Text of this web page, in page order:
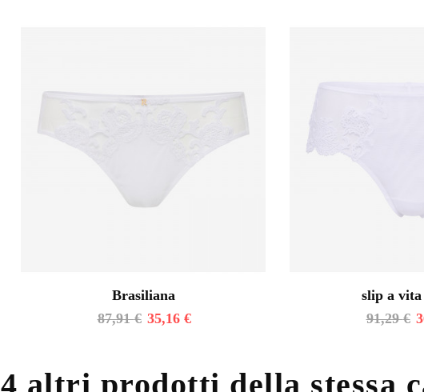
Brasiliana
87,91€ 35,16 €
slip a vita
91,29€
4 altri prodotti della stessa